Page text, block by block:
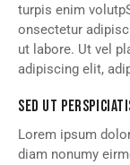
turpis enim
onsectetur
ut labore. Ut vel
adipiscing elit,
SED UT
Lorem ipsum
diam nonumy